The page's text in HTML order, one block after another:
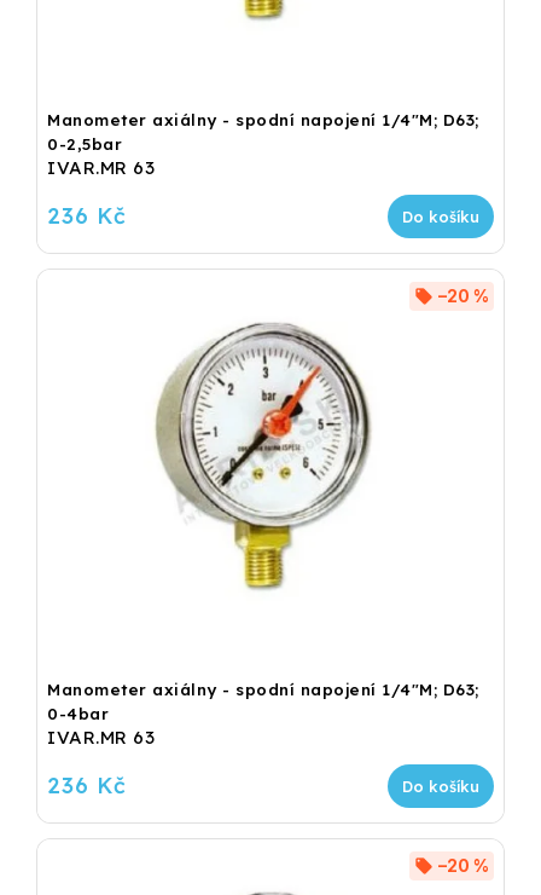
Manometer axiálny - spodní napojení 1/4"M; D63;
0-2,5bar
IVAR.MR 63
236 Kč Do košíku
Manometer axiálny - spodní napojení 1/4"M; D63;
0-4bar
IVAR.MR 63
–20 %
236 Kč Do košíku
–20 %